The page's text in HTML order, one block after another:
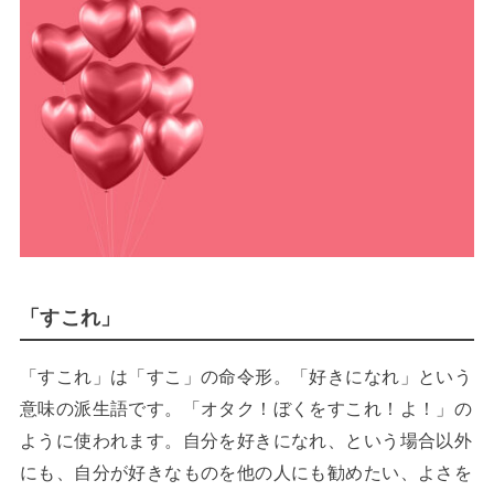
「すこれ」
「すこれ」は「すこ」の命令形。「好きになれ」という
意味の派生語です。「オタク！ぼくをすこれ！よ！」の
ように使われます。自分を好きになれ、という場合以外
にも、自分が好きなものを他の人にも勧めたい、よさを